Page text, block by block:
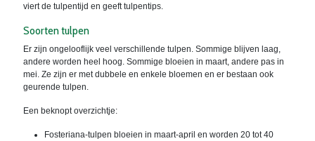
viert de tulpentijd en geeft tulpentips.
Soorten tulpen
Er zijn ongelooflijk veel verschillende tulpen. Sommige blijven laag,
andere worden heel hoog. Sommige bloeien in maart, andere pas in
mei. Ze zijn er met dubbele en enkele bloemen en er bestaan ook
geurende tulpen.
Een beknopt overzichtje:
Fosteriana-tulpen bloeien in maart-april en worden 20 tot 40